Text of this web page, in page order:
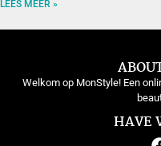
LEES MEER »
Welkom op MonStyle! Een
HAVE